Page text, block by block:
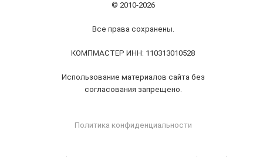
© 2010-2026
Все права сохранены.
КОМПМАСТЕР ИНН: 110313010528
Использование материалов сайта без
согласования запрещено.
Политика конфиденциальности